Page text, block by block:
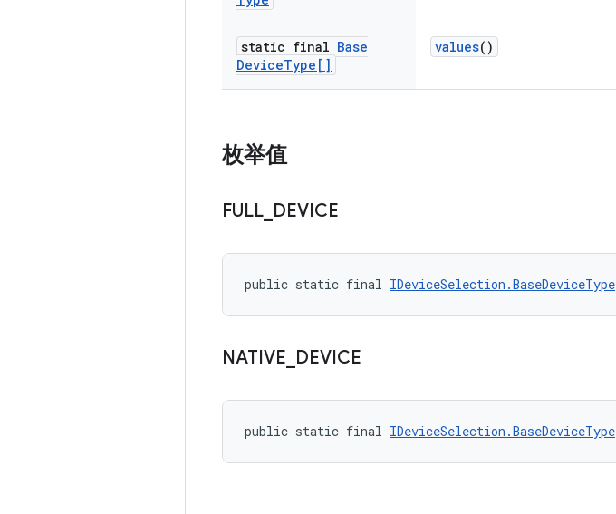
static final Base
DeviceType[]
values()
枚举值
FULL DEVICE
public static final IDeviceSelection.BaseDeviceType
NATIVE DEVICE
public static final IDeviceSelection.BaseDeviceType